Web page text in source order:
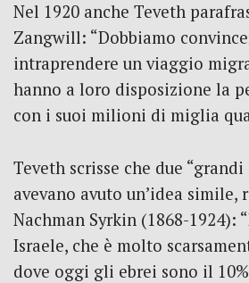
Nel 1920 anche Teveth
Zangwill: “Dobbiamo
intraprendere un viaggio
hanno a loro disposizione la
con i suoi milioni di miglia
Teveth scrisse che due
avevano avuto un’idea simile,
Nachman Syrkin (1868-1924):
Israele, che è molto
dove oggi gli ebrei sono il